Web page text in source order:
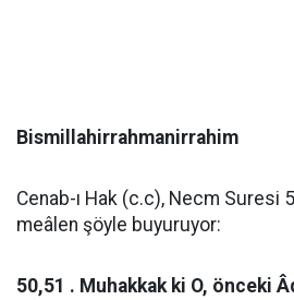
Bismillahirrahmanirrahim
Cenab-ı Hak (c.c), Necm Suresi
meâlen şöyle buyuruyor:
50,51 . Muhakkak ki O, önceki